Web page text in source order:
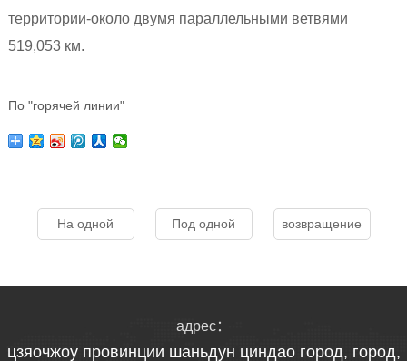
территории-около двумя параллельными ветвями
519,053 км.
По "горячей линии"
На одной Под одной возвращение
адрес：
цзяочжоу провинции шаньдун циндао город, город,